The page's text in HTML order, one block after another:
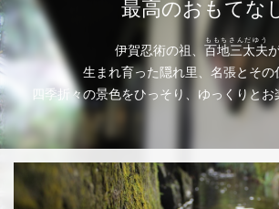
最高のおもてな
伊賀忍術の祖、 百地三太夫
ももちさんだゆう
生まれ育った隠れ里、名張とその
四季折々の景色をひっそり、ゆっくりとお